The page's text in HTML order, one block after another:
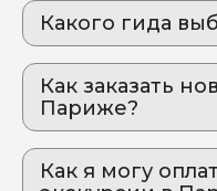
волшебства с
Два парка, один
личным гидом
Какого гида
2. Tatiana 714
Как заказать
Париже?
Едем»:
Как я могу